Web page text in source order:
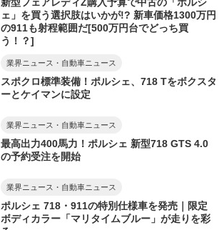
新型フェアレディZ購入予算で中古の「ポルシ
ェ」を買う選択肢はいかが!? 新車価格1300万円
の911も射程範囲だ[500万円台でどっち買
う！？]
業界ニュース・自動車ニュース
スポクロ標準装備！ポルシェ、718 Tをボクスタ
ーとケイマンに設定
業界ニュース・自動車ニュース
最高出力400馬力！ポルシェ 新型718 GTS 4.0
の予約受注を開始
業界ニュース・自動車ニュース
ポルシェ 718・911の特別仕様車を発売｜限定
ボディカラー「マリタイムブルー」が走りを彩